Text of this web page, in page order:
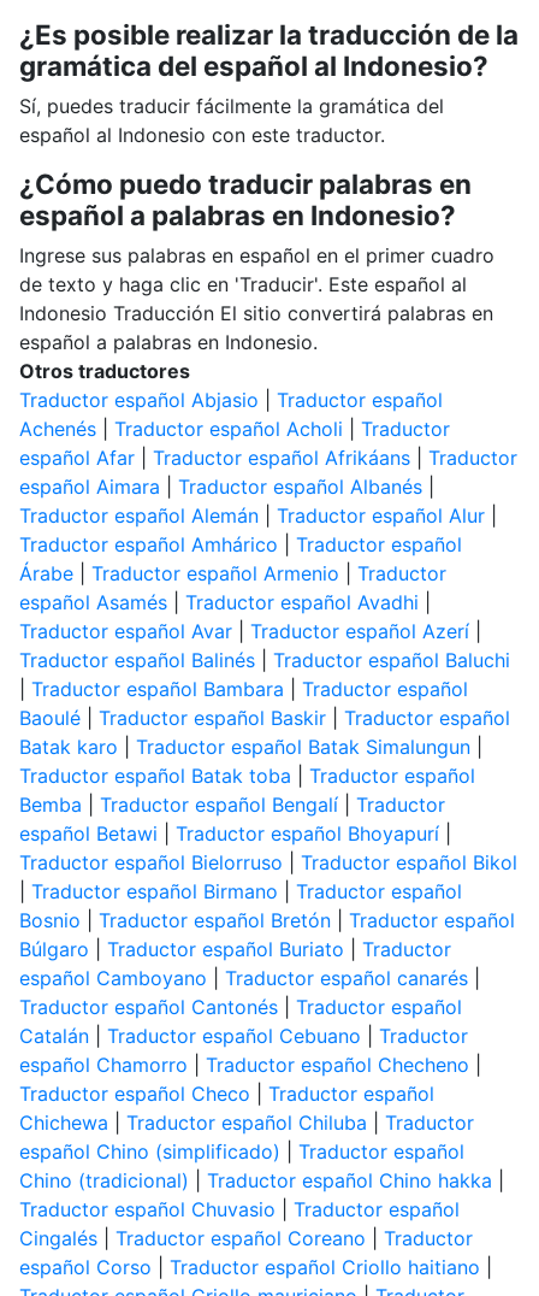
¿Es posible realizar la traducción de la
gramática del español al Indonesio?
Sí, puedes traducir fácilmente la gramática del
español al Indonesio con este traductor.
¿Cómo puedo traducir palabras en
español a palabras en Indonesio?
Ingrese sus palabras en español en el primer cuadro
de texto y haga clic en 'Traducir'. Este español al
Indonesio Traducción El sitio convertirá palabras en
español a palabras en Indonesio.
Otros traductores
Traductor español Abjasio
Traductor español
Achenés| Traductor español Acholi
Traductor
español Afar| Traductor español Afrikáans| Traductor
español Aimara
Traductor español Albanés|
Traductor español Alemán| Traductor español Alur|
Traductor español Amhárico
Traductor español
Árabe| Traductor español Armenio
Traductor
español Asamés| Traductor español Avadhi
Traductor español Avar| Traductor español Azerí|
Traductor español Balinés| Traductor español Baluchi
Traductor español Bambara
Traductor español
Baoulé| Traductor español Baskir| Traductor español
Batak karo
Traductor español Batak Simalungun|
Traductor español Batak toba
Traductor español
Bemba
Traductor español Bengalí| Traductor
español Betawi
Traductor español Bhoyapurí|
Traductor español Bielorruso
Traductor español Bikol
Traductor español Birmano
Traductor español
Bosnio
Traductor español Bretón| Traductor español
Búlgaro
Traductor español Buriato
Traductor
español Camboyano
Traductor español canarés|
Traductor español Cantonés| Traductor español
Catalán| Traductor español Cebuano
Traductor
español Chamorro
Traductor español Checheno
Traductor español Checo
Traductor español
Chichewa
Traductor español Chiluba
Traductor
español Chino (simplificado)
Traductor español
Chino (tradicional)
Traductor español Chino hakka
Traductor español Chuvasio
Traductor español
Cingalés| Traductor español Coreano
Traductor
español Corso
Traductor español Criollo haitiano